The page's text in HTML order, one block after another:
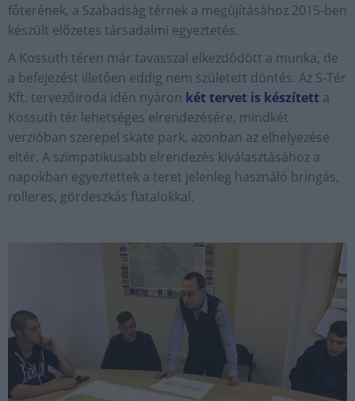
főterének, a Szabadság térnek a megújításához 2015-ben
készült előzetes társadalmi egyeztetés.
A Kossuth téren már tavasszal elkezdődött a munka, de
a befejezést illetően eddig nem született döntés. Az S-Tér
Kft. tervezőiroda idén nyáron két tervet is készített a
Kossuth tér lehetséges elrendezésére, mindkét
verzióban szerepel skate park, azonban az elhelyezése
eltér. A szimpatikusabb elrendezés kiválasztásához a
napokban egyeztettek a teret jelenleg használó bringás,
rolleres, gördeszkás fiatalokkal.